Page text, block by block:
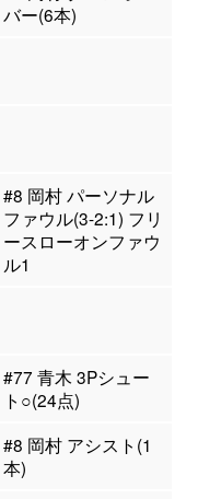
バー(6本)
#8 岡村 パーソナル
ファウル(3-2:1) フリ
ースローオンファウ
ル1
#77 青木 3Pシュー
ト○(24点)
#8 岡村 アシスト(1
本)